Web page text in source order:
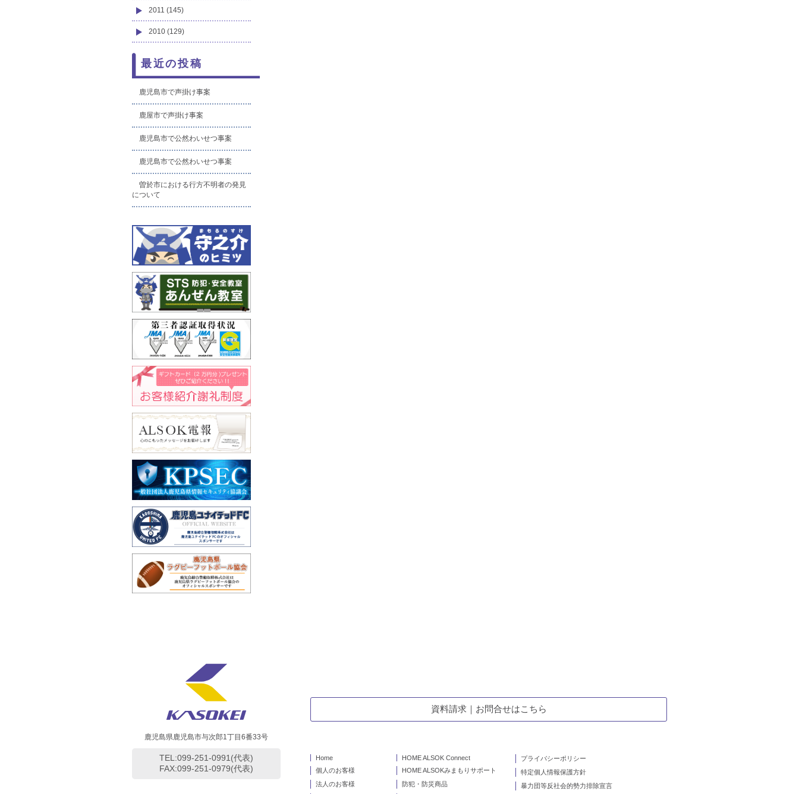
2011 (145)
2010 (129)
最近の投稿
鹿児島市で声掛け事案
鹿屋市で声掛け事案
鹿児島市で公然わいせつ事案
鹿児島市で公然わいせつ事案
曽於市における行方不明者の発見
について
鹿児島県鹿児島市与次郎1丁目6番33号
TEL:099-251-0991(代表)
FAX:099-251-0979(代表)
資料請求｜お問合せはこちら
Home
個人のお客様
法人のお客様
HOME ALSOK Connect
HOME ALSOKみまもりサポート
防犯・防災商品
プライバシーポリシー
特定個人情報保護方針
暴力団等反社会的勢力排除宣言